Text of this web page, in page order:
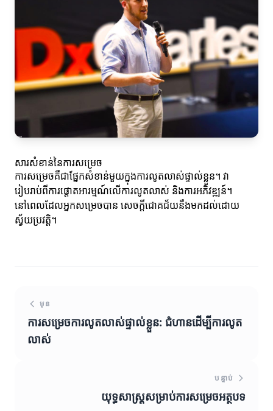
សារសំខាន់នៃការសម្រេច
ការសម្រេចគឺជាផ្នែកសំខាន់មួយក្នុងការលូតលាស់ផ្ទាល់ខ្លួន។ វា​
រៀបរាប់ពីការផ្តោតអារម្មណ៍លើការលូតលាស់ និងការអភិវឌ្ឍន៍។
នៅពេលដែលអ្នកសម្រេចបាន សេចក្ដីជោគជ័យនឹងមកដល់ដោយ
ស្វ័យប្រវត្តិ។
មុន
ការសម្រេចការលូតលាស់ផ្ទាល់ខ្លួន: ជំហានដើម្បីការលូត
លាស់
បន្ទាប់
យុទ្ធសាស្ត្រសម្រាប់ការសម្រេចអត្ថបទ